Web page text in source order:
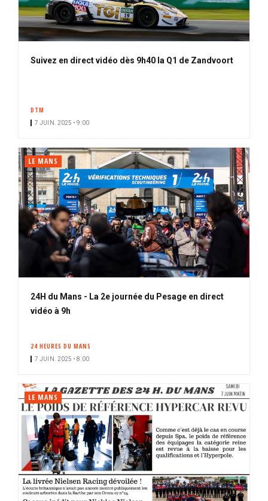
Suivez en direct vidéo dès 9h40 la Q1 de Zandvoort
DTM
7 JUIN. 2025 • 9:00
LE MANS
24H du Mans - La 2e journée du Pesage en direct
vidéo à 9h
24 HEURES DU MANS
7 JUIN. 2025 • 8:00
LE MANS